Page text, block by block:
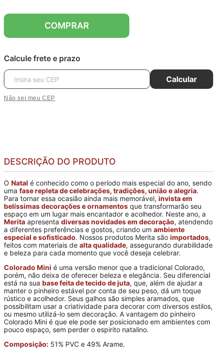
COMPRAR
Calcule frete e prazo
Calcular
Não sei meu CEP
DESCRIÇÃO DO PRODUTO
O Natal é conhecido como o período mais especial do ano, sendo
uma fase repleta de celebrações, tradições, união e alegria.
Para tornar essa ocasião ainda mais memorável, invista em
belíssimas decorações e ornamentos que transformarão seu
espaço em um lugar mais encantador e acolhedor. Neste ano, a
Merita apresenta diversas novidades em decoração, atendendo
a diferentes preferências e gostos, criando um ambiente
especial e sofisticado. Nossos produtos Merita são importados,
feitos com materiais de alta qualidade, assegurando durabilidade
e beleza para cada momento que você deseja celebrar.
Colorado Mini é uma versão menor que a tradicional Colorado,
porém, não deixa de oferecer beleza e elegância. Seu diferencial
está na sua base feita de tecido de juta, que, além de ajudar a
manter o pinheiro estável por conta de seu peso, dá um toque
rústico e acolhedor. Seus galhos são simples aramados, que
possibilitam usar a criatividade para decorar com diversos estilos,
ou mesmo utilizá-lo sem decoração. A vantagem do pinheiro
Colorado Mini é que ele pode ser posicionado em ambientes com
pouco espaço, sem perder o espirito natalino.
Composição: 51% PVC e 49% Arame.